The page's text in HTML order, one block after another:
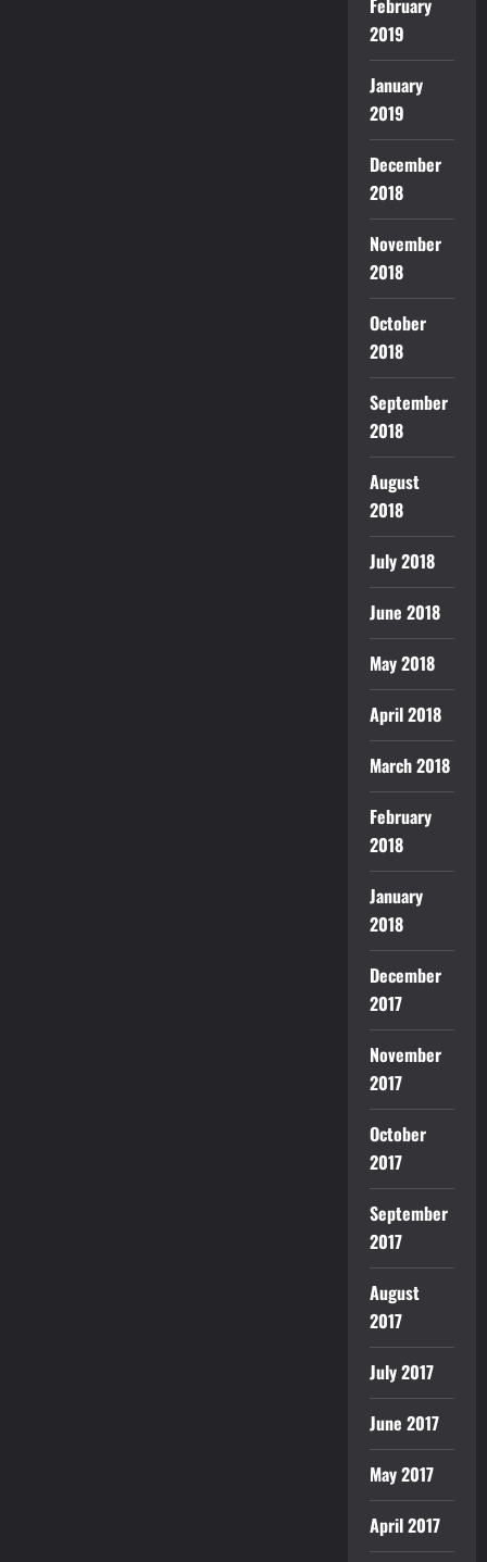
February
2019
January
2019
December
2018
November
2018
October
2018
September
2018
August
2018
July 2018
June 2018
May 2018
April 2018
March 2018
February
2018
January
2018
December
2017
November
2017
October
2017
September
2017
August
2017
July 2017
June 2017
May 2017
April 2017